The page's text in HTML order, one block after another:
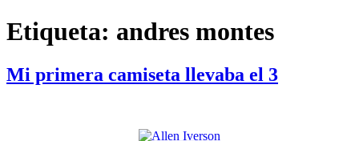
Etiqueta: andres montes
Mi primera camiseta llevaba el 3